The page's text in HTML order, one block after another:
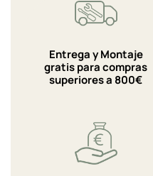
Entrega y Montaje
gratis para compras
superiores a 800€